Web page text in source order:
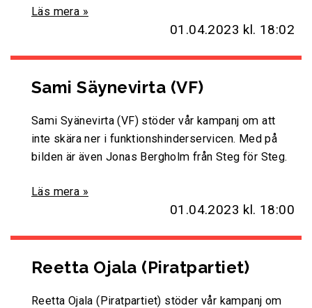
Läs mera »
01.04.2023 kl. 18:02
Sami Säynevirta (VF)
Sami Syänevirta (VF) stöder vår kampanj om att
inte skära ner i funktionshinderservicen. Med på
bilden är även Jonas Bergholm från Steg för Steg.
Läs mera »
01.04.2023 kl. 18:00
Reetta Ojala (Piratpartiet)
Reetta Ojala (Piratpartiet) stöder vår kampanj om